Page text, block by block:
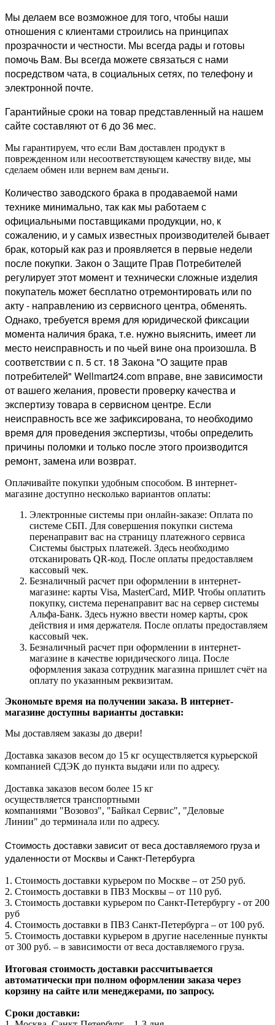
Мы делаем все возможное для того, чтобы наши
отношения с клиентами строились на принципах
прозрачности и честности. Мы всегда рады и готовы
помочь Вам. Вы всегда можете связаться с нами
посредством чата, в социальных сетях, по телефону и
электронной почте.
Гарантийные сроки на товар представленный на нашем
сайте составляют от 6 до 36 мес.
Мы гарантируем, что если Вам доставлен продукт в
поврежденном или несоответствующем качеству виде, мы
сделаем обмен или вернем вам деньги.
Количество заводского брака в продаваемой нами
технике минимально, так как мы работаем с
официальными поставщиками продукции, но, к
сожалению, и у самых известных производителей бывает
брак, который как раз и проявляется в первые недели
после покупки. Закон о Защите Прав Потребителей
регулирует этот момент и технически сложные изделия
покупатель может бесплатно отремонтировать или по
акту - направлению из сервисного центра, обменять.
Однако, требуется время для юридической фиксации
момента наличия брака, т.е. нужно выяснить, имеет ли
место неисправность и по чьей вине она произошла. В
соответствии с п. 5 ст. 18 Закона "О защите прав
потребителей" Wellmart24.com вправе, вне зависимости
от вашего желания, провести проверку качества и
экспертизу товара в сервисном центре. Если
неисправность все же зафиксирована, то необходимо
время для проведения экспертизы, чтобы определить
причины поломки и только после этого производится
ремонт, замена или возврат.
Оплачивайте покупки удобным способом. В интернет-
магазине доступно несколько вариантов оплаты:
Электронные системы при онлайн-заказе: Оплата по
системе СБП. Для совершения покупки система
перенаправит вас на страницу платежного сервиса
Системы быстрых платежей. Здесь необходимо
отсканировать QR-код. После оплаты предоставляем
кассовый чек.
Безналичный расчет при оформлении в интернет-
магазине: карты Visa, MasterCard, МИР. Чтобы оплатить
покупку, система перенаправит вас на сервер системы
Альфа-Банк. Здесь нужно ввести номер карты, срок
действия и имя держателя. После оплаты предоставляем
кассовый чек.
Безналичный расчет при оформлении в интернет-
магазине в качестве юридического лица. После
оформления заказа сотрудник магазина пришлет счёт на
оплату по указанным реквизитам.
Экономьте время на получении заказа. В интернет-
магазине доступны варианты доставки:
Мы доставляем заказы до двери!
Доставка заказов весом до 15 кг осуществляется курьерской
компанией СДЭК до пункта выдачи или по адресу.
Доставка заказов весом более 15 кг
осуществляется транспортными
компаниями "Возовоз", "Байкал Сервис", "Деловые
Линии" до терминала или по адресу.
Стоимость доставки зависит от веса доставляемого груза и
удаленности от Москвы и Санкт-Петербурга
1. Стоимость доставки курьером по Москве – от 250 руб.
2. Стоимость доставки в ПВЗ Москвы – от 110 руб.
3. Стоимость доставки курьером по Санкт-Петербургу - от 200
руб
4. Стоимость доставки в ПВЗ Санкт-Петербурга – от 100 руб.
5. Стоимость доставки курьером в другие населенные пункты
от 300 руб. – в зависимости от веса доставляемого груза.
Итоговая стоимость доставки рассчитывается
автоматически при полном оформлении заказа через
корзину на сайте или менеджерами, по запросу.
Сроки доставки: